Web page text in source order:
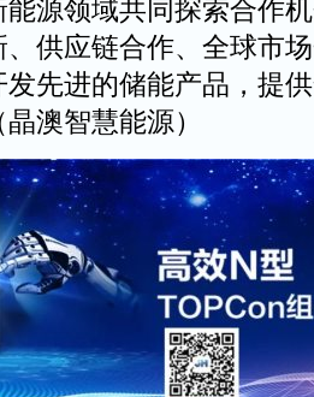
源领域共同探索合作
供应链合作、全球市
先进的储能产品，提
澳智慧能源）